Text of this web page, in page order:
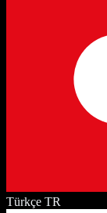
Türkçe TR